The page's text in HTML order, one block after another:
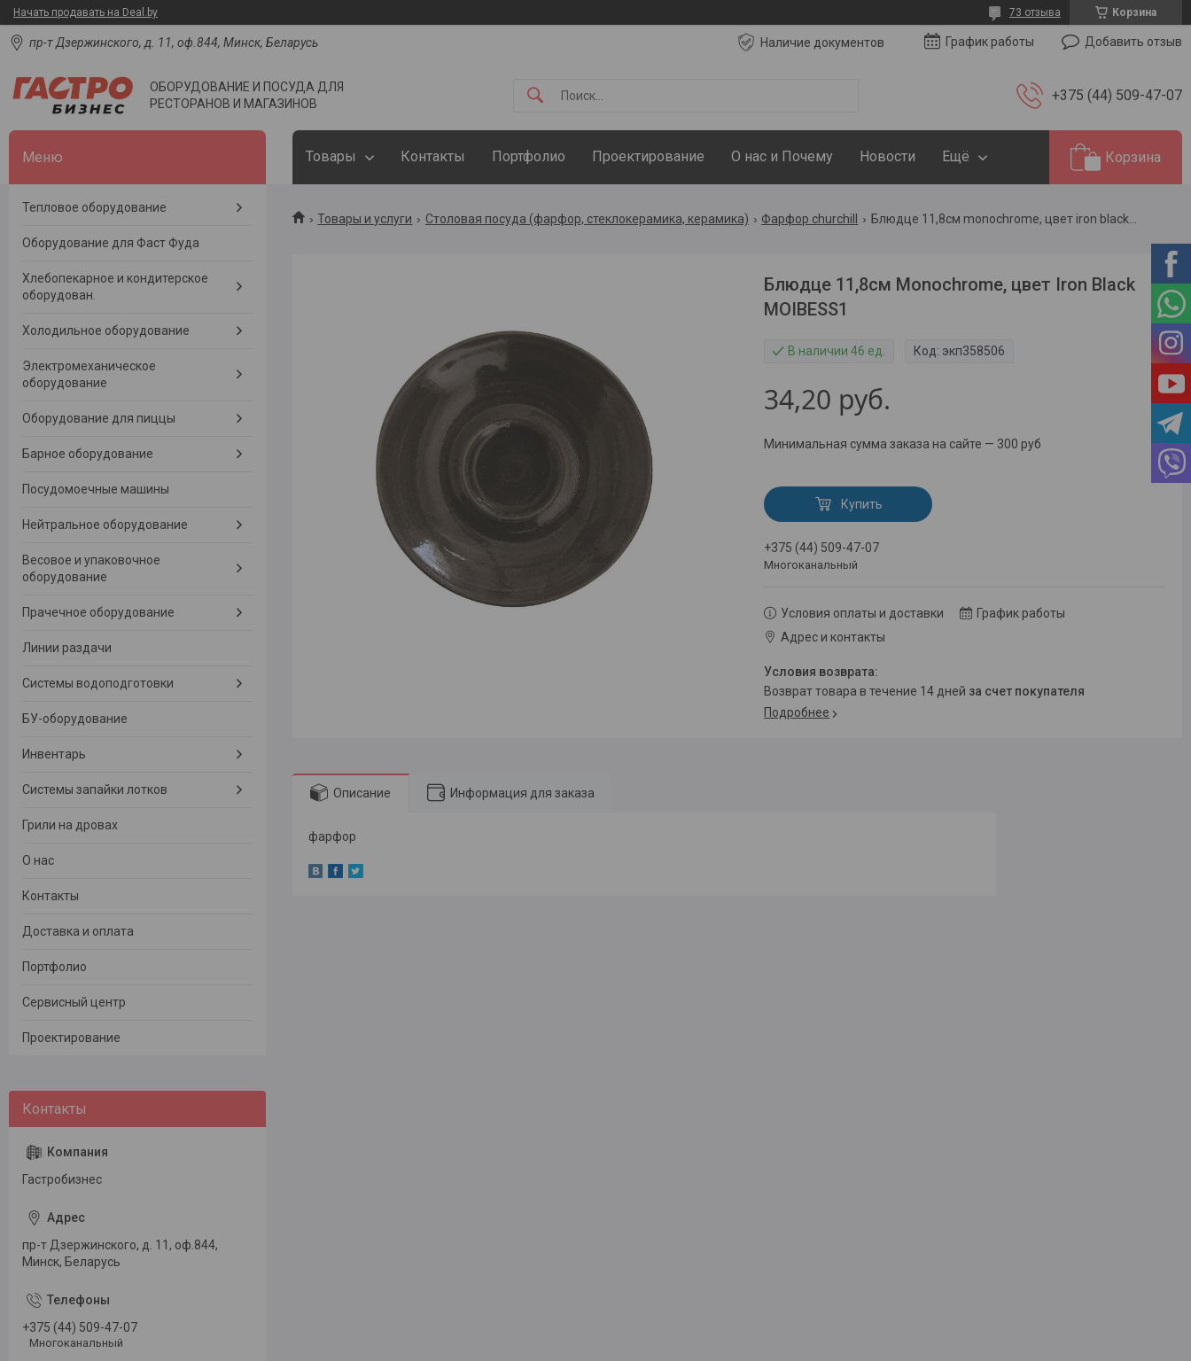
Начать продавать на Deal.by Корзина
73 отзыва
пр-т Дзержинского, д. 11, оф.844, Минск, Беларусь Наличие документов График работы Добавить отзыв
ОБОРУДОВАНИЕ И ПОСУДА ДЛЯ
РЕСТОРАНОВ И МАГАЗИНОВ
+375 (44) 509-47-07
Товары Контакты Портфолио Проектирование О нас и Почему Новости Ещё Корзина
Товары и услуги Столовая посуда (фарфор, стеклокерамика, керамика) Фарфор churchill Блюдце 11,8см monochrome, цвет iron black moibess1
Блюдце 11,8см Monochrome, цвет Iron Black
MOIBESS1
В наличии 46 ед. Код: экп358506
34,20 руб.
Минимальная сумма заказа на сайте — 300 руб
Купить
+375 (44) 509-47-07
Многоканальный
Условия оплаты и доставки
График работы
Адрес и контакты
возврат товара в течение 14 дней за счет покупателя
Подробнее
Описание Информация для заказа
фарфор
Тепловое оборудование
Оборудование для Фаст Фуда
Хлебопекарное и кондитерское
оборудован.
Холодильное оборудование
Электромеханическое
оборудование
Оборудование для пиццы
Барное оборудование
Посудомоечные машины
Нейтральное оборудование
Весовое и упаковочное
оборудование
Прачечное оборудование
Линии раздачи
Системы водоподготовки
БУ-оборудование
Инвентарь
Системы запайки лотков
Грили на дровах
О нас
Контакты
Доставка и оплата
Портфолио
Сервисный центр
Проектирование
Гастробизнес
пр-т Дзержинского, д. 11, оф.844,
Минск, Беларусь
+375 (44) 509-47-07
Многоканальный